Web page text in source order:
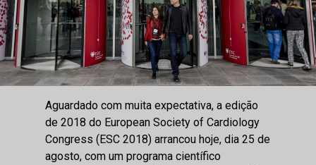
Aguardado com muita expectativa, a edição
de 2018 do European Society of Cardiology
Congress (ESC 2018) arrancou hoje, dia 25 de
agosto, com um programa científico